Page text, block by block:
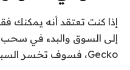
إذا كنت تعتقد أنه يمكنك
Gecko، فسوف تخسر السباق.